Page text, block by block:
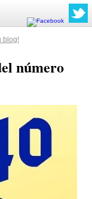
blog!
número